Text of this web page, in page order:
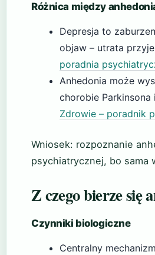
Różnica między
Depresja to
objaw – utrata
poradnia
Anhedonia może
chorobie
Zdrowie – poradnik
Wniosek: rozpoznanie
psychiatrycznej, bo sama
Z czego bierze się
Czynniki biologiczne
Centralny